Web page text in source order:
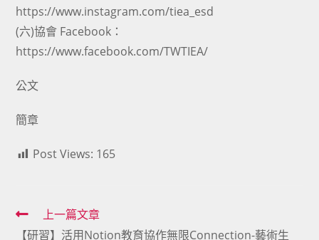
https://www.instagram.com/tiea_esd
(六)協會 Facebook：
https://www.facebook.com/TWTIEA/
公文
簡章
Post Views: 165
Read上一篇文章
【研習】活用Notion教育協作無限Connection-藝術生